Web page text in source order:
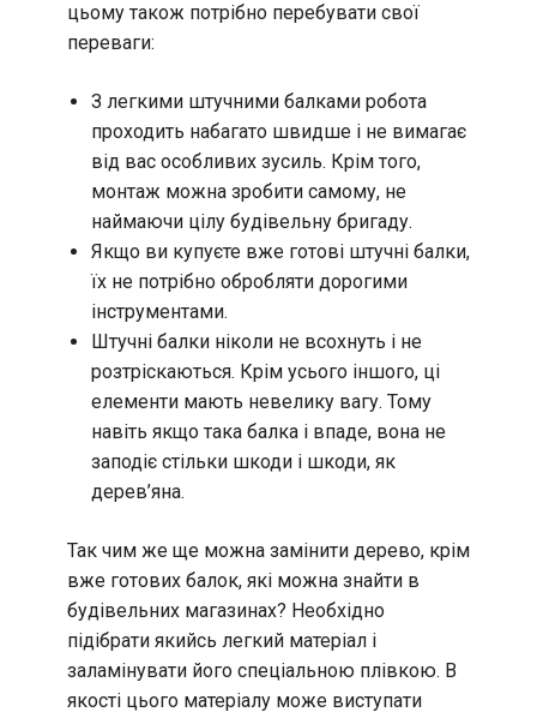
цьому також потрібно перебувати свої
переваги:
З легкими штучними балками робота
проходить набагато швидше і не вимагає
від вас особливих зусиль. Крім того,
монтаж можна зробити самому, не
наймаючи цілу будівельну бригаду.
Якщо ви купуєте вже готові штучні балки,
їх не потрібно обробляти дорогими
інструментами.
Штучні балки ніколи не всохнуть і не
розтріскаються. Крім усього іншого, ці
елементи мають невелику вагу. Тому
навіть якщо така балка і впаде, вона не
заподіє стільки шкоди і шкоди, як
дерев’яна.
Так чим же ще можна замінити дерево, крім
вже готових балок, які можна знайти в
будівельних магазинах? Необхідно
підібрати якийсь легкий матеріал і
заламінувати його спеціальною плівкою. В
якості цього матеріалу може виступати